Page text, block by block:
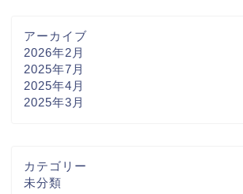
アーカイブ
2026年2月
2025年7月
2025年4月
2025年3月
カテゴリー
未分類